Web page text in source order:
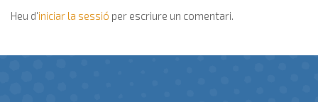
Heu d'iniciar la sessió per escriure un comentari.